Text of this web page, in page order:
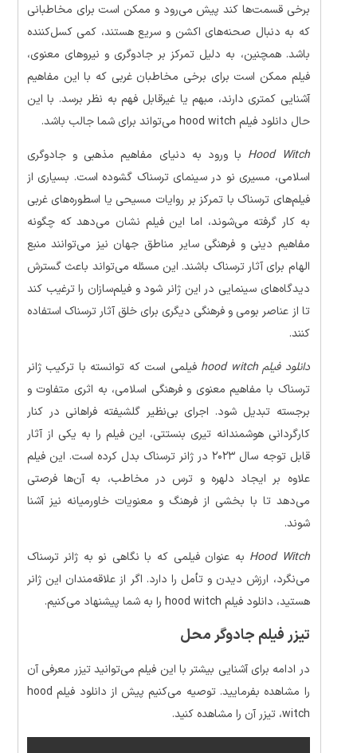
برخی قسمت‌ها کند پیش می‌رود و ممکن است برای مخاطبانی
که به دنبال صحنه‌های اکشن و سریع هستند، کمی کسل‌کننده
باشد. همچنین، به دلیل تمرکز بر جادوگری و نیروهای معنوی،
فیلم ممکن است برای برخی مخاطبان غربی که با این مفاهیم
آشنایی کمتری دارند، مبهم یا غیرقابل فهم به نظر برسد. با این
حال دانلود فیلم hood witch می‌تواند برای شما جالب باشد.
Hood Witch با ورود به دنیای مفاهیم مذهبی و جادوگری
اسلامی، مسیری نو در سینمای ترسناک گشوده است. بسیاری از
فیلم‌های ترسناک با تمرکز بر روایات مسیحی یا اسطوره‌های غربی
به کار گرفته می‌شوند، اما این فیلم نشان می‌دهد که چگونه
مفاهیم دینی و فرهنگی سایر مناطق جهان نیز می‌توانند منبع
الهام برای آثار ترسناک باشند. این مسئله می‌تواند باعث گسترش
دیدگاه‌های سینمایی در این ژانر شود و فیلم‌سازان را ترغیب کند
تا از عناصر بومی و فرهنگی دیگری برای خلق آثار ترسناک استفاده
کنند.
دانلود فیلم hood witch
فیلمی است که توانسته با ترکیب ژانر
ترسناک با مفاهیم معنوی و فرهنگی اسلامی، به اثری متفاوت و
برجسته تبدیل شود. اجرای بی‌نظیر گلشیفته فراهانی در کنار
کارگردانی هوشمندانه تیری بنستتی، این فیلم را به یکی از آثار
قابل توجه سال ۲۰۲۳ در ژانر ترسناک بدل کرده است. این فیلم
علاوه بر ایجاد دلهره و ترس در مخاطب، به آن‌ها فرصتی
می‌دهد تا با بخشی از فرهنگ و معنویات خاورمیانه نیز آشنا
شوند.
Hood Witch به عنوان فیلمی که با نگاهی نو به ژانر ترسناک
می‌نگرد، ارزش دیدن و تأمل را دارد. اگر از علاقه‌مندان این ژانر
هستید، دانلود فیلم hood witch را به شما پیشنهاد می‌کنیم.
تیزر فیلم جادوگر محل
در ادامه برای آشنایی بیشتر با این فیلم می‌توانید تیزر معرفی آن
را مشاهده بفرمایید. توصیه می‌کنیم پیش از دانلود فیلم hood
witch، تیزر آن را مشاهده کنید.